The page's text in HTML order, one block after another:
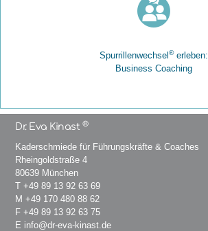
Spurrillenwechsel®erleben:
Business Coaching
Dr. Eva Kinast ®
Kaderschmiede für Führungskräfte & Coaches
Rheingoldstraße 4
80639 München
T+49 89 13 92 63 69
M+49 170 480 88 62
F +49 89 13 92 63 75
E info@dr-eva-kinast.de